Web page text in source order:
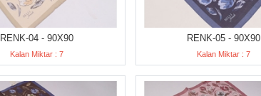
RENK-04 - 90X90
Kalan Miktar : 7
RENK-05 - 90X90
Kalan Miktar : 7